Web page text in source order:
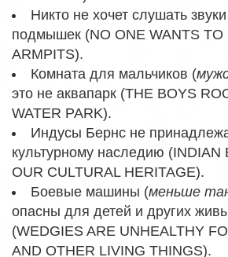
Никто не хочет слушать
подмышек (NO ONE WANTS TO
ARMPITS).
Комната для мальчиков (
это не аквапарк (THE BOYS
WATER PARK).
Индусы Бернс не
культурному наследию (INDIAN
OUR CULTURAL HERITAGE).
Боевые машины (меньше
опасны для детей и других
(WEDGIES ARE UNHEALTHY
AND OTHER LIVING THINGS).